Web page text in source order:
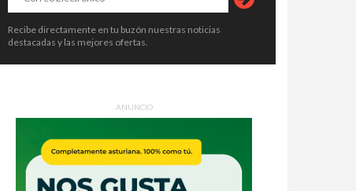
Recibe directamente en tu buzón nuestras noticias
destacadas y las mejores ofertas.
ANUNCIO